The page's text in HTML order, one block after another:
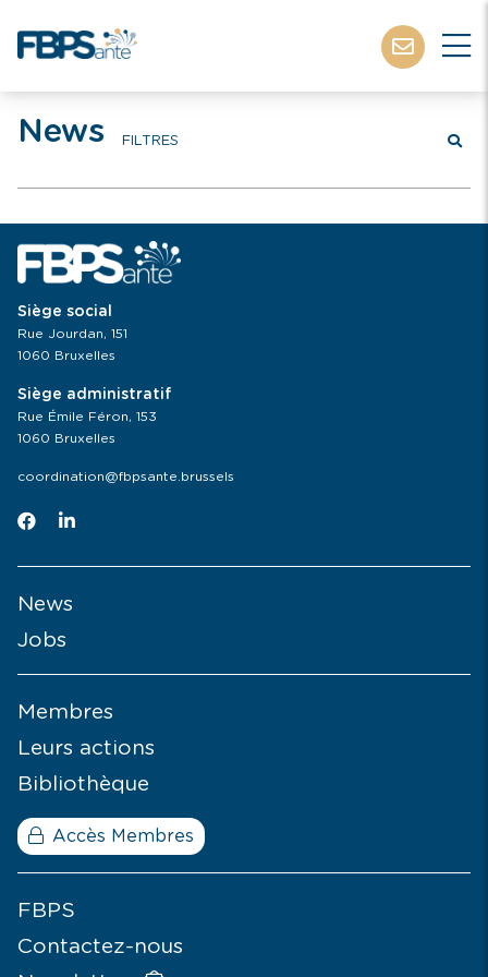
News FILTRES
Siège social
Rue Jourdan, 151
1060 Bruxelles
Siège administratif
Rue Émile Féron, 153
1060 Bruxelles
coordination@fbpsante.brussels
News
Jobs
Membres
Leurs actions
Bibliothèque
Accès Membres
FBPS
Contactez-nous